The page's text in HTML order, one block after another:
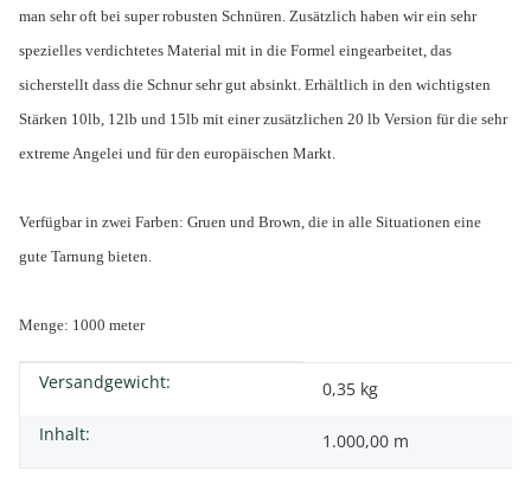
man sehr oft bei super robusten Schnüren. Zusätzlich haben wir ein sehr
spezielles verdichtetes Material mit in die Formel eingearbeitet, das
sicherstellt dass die Schnur sehr gut absinkt. Erhältlich in den wichtigsten
Stärken 10lb, 12lb und 15lb mit einer zusätzlichen 20 lb Version für die sehr
extreme Angelei und für den europäischen Markt.
Verfügbar in zwei Farben: Gruen und Brown, die in alle Situationen eine
gute Tarnung bieten.
Menge: 1000 meter
Produkteigenschaft
Wert
Versandgewicht:
0,35 kg
Inhalt:
1.000,00 m